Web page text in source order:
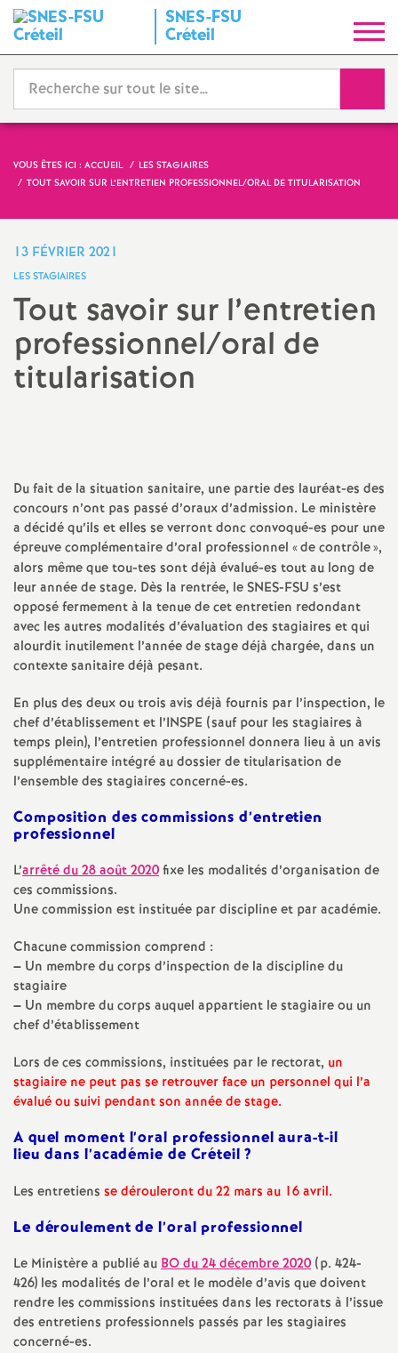
SNES-FSU
Créteil
y
n
d
i
a
t
t
i
o
n
a
l
d
e
E
s
e
i
e
m
e
VOUS ÊTES ICI : ACCUEIL
LES STAGIAIRES
TOUT SAVOIR SUR L’ENTRETIEN PROFESSIONNEL/ORAL DE TITULARISATION
13 FÉVRIER 2021
LES STAGIAIRES
Tout savoir sur l’entretien
professionnel/oral de
titularisation
Du fait de la situation sanitaire, une partie des lauréat-es des
concours n’ont pas passé d’oraux d’admission. Le ministère
a décidé qu’ils et elles se verront donc convoqué-es pour une
épreuve complémentaire d’oral professionnel «de contrôle»,
alors même que tou-tes sont déjà évalué-es tout au long de
leur année de stage. Dès la rentrée, leSNES-FSU s’est
opposé fermement à la tenue de cet entretien redondant
avec les autres modalités d’évaluation des stagiaires et qui
alourdit inutilement l’année de stage déjà chargée, dans un
contexte sanitaire déjà pesant.
En plus des deux ou trois avis déjà fournis par l’inspection, le
chef d’établissement et l’INSPE (sauf pour les stagiaires à
temps plein), l’entretien professionnel donnera lieu à un avis
supplémentaire intégré au dossier de titularisation de
l’ensemble des stagiaires concerné-es.
Composition des commissions d’entretien
professionnel
L’arrêté du 28 août 2020fixe les modalités d’organisation de
ces commissions.
Une commission est instituée par discipline et par académie.
Chacune commission comprend :
– Un membre du corps d’inspection de la discipline du
stagiaire
– Un membre du corps auquel appartient le stagiaire ou un
chef d’établissement
Lors de ces commissions, instituées par le rectorat, un
stagiaire ne peut pas se retrouver face un personnel qui l’a
évalué ou suivi pendant son année de stage.
A quel moment l’oral professionnel aura-t-il
lieu dans l’académie de Créteil ?
Les entretiens se dérouleront du 22 mars au 16 avril.
Le déroulement de l’oral professionnel
Le Ministère a publié auBOdu 24 décembre 2020 (p. 424-
426) les modalités de l’oral et le modèle d’avis que doivent
rendre les commissions instituées dans les rectorats à l’issue
des entretiens professionnels passés par les stagiaires
concerné-es.